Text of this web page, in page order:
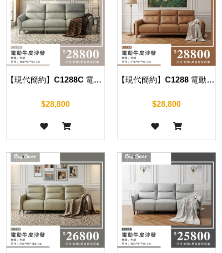
【現代簡約】C1288C 電動牛皮沙發
$28,800
【現代簡約】C1288 電動牛皮沙發
$28,800